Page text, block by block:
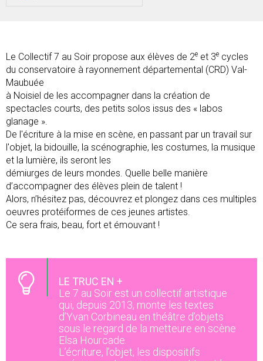
Le Collectif 7 au Soir propose aux élèves de 2e et 3e cycles
du conservatoire à rayonnement départemental (CRD) Val-
Maubuée
à Noisiel de les accompagner dans la création de
spectacles courts, des petits solos issus des « labos
glanage ».
De l'écriture à la mise en scène, en passant par un travail sur
l'objet, la bidouille, la scénographie, les costumes, la musique
et la lumière, ils seront les
démiurges de leurs mondes. Quelle belle manière
d’accompagner des élèves plein de talent !
Alors, n’hésitez pas, découvrez et plongez dans ces multiples
oeuvres protéiformes de ces jeunes artistes.
Ce sera frais, beau, fort et émouvant !
LE TRUC EN +
Le 7 au Soir est un collectif artistique
qui, depuis 2013, monte les textes
d’Yvan Corbineau en théâtre d’objets
sous le regard de la metteure en scène
Elsa Hourcade.
L’écriture, l’objet, les dispositifs